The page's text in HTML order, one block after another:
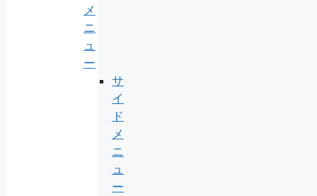
メ
ニ
ュ
ー
サ
イ
ド
メ
ニ
ュ
ー